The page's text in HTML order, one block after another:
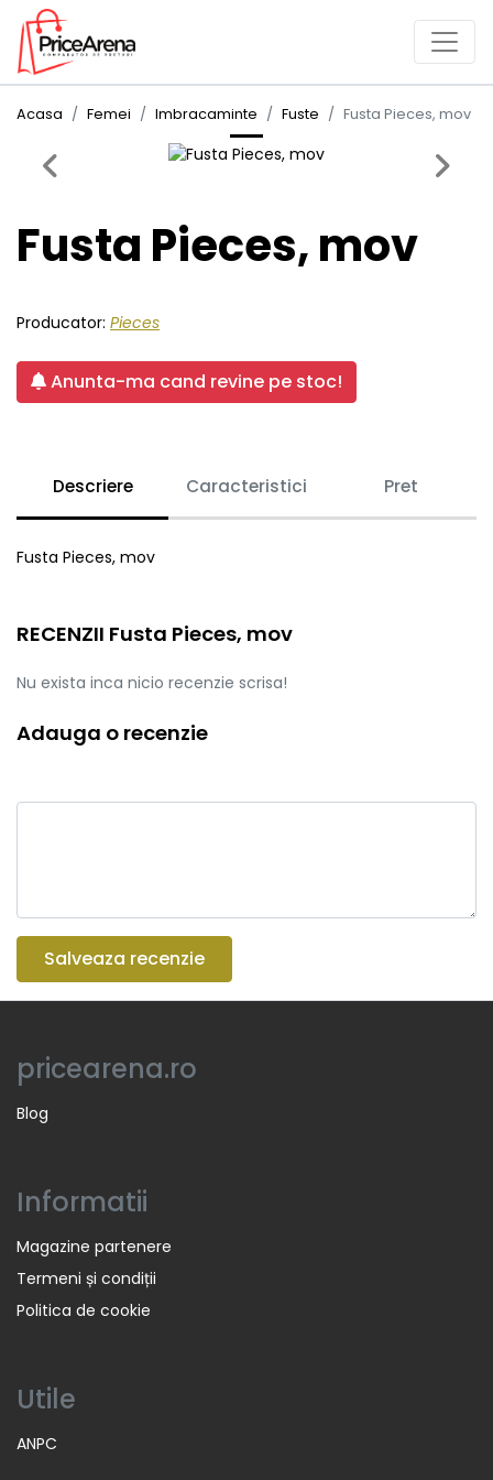
Acasa Femei Imbracaminte Fuste Fusta Pieces, mov
Previous Next
Fusta Pieces, mov
Producator: Pieces
Anunta-ma cand revine pe stoc!
Descriere Caracteristici Pret
Fusta Pieces, mov
RECENZII Fusta Pieces, mov
Nu exista inca nicio recenzie scrisa!
Adauga o recenzie
Salveaza recenzie
pricearena.ro
Blog
Informatii
Magazine partenere
Termeni și condiții
Politica de cookie
Utile
ANPC